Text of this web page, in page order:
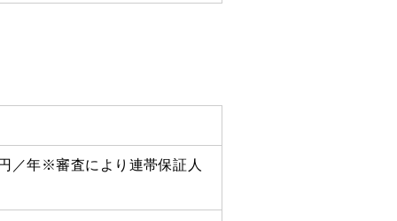
／年※審査により連帯保証人